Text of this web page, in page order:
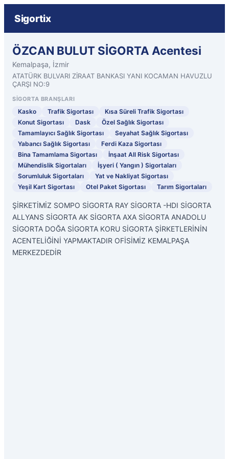
Sigortix
ÖZCAN BULUT SİGORTA Acentesi
Kemalpaşa, İzmir
ATATÜRK BULVARI ZİRAAT BANKASI YANI KOCAMAN HAVUZLU
ÇARŞI NO:9
SIGORTA BRANŞLARI
Kasko Trafik Sigortası
Kısa Süreli Trafik Sigortası
Konut Sigortası
Dask
Özel Sağlık Sigortası
Tamamlayıcı Sağlık Sigortası
Seyahat Sağlık Sigortası
Yabancı Sağlık Sigortası
Ferdi Kaza Sigortası
Bina Tamamlama Sigortası
İnşaat All Risk Sigortası
Mühendislik Sigortaları
İşyeri ( Yangın ) Sigortaları
Sorumluluk Sigortaları
Yat ve Nakliyat Sigortası
Yeşil Kart Sigortası
Otel Paket Sigortası Tarım Sigortaları
ŞİRKETİMİZ SOMPO SİGORTA RAY SİGORTA -HDI SİGORTA
ALLYANS SİGORTA AK SİGORTA AXA SİGORTA ANADOLU
SİGORTA DOĞA SİGORTA KORU SİGORTA ŞİRKETLERİNİN
ACENTELİĞİNİ YAPMAKTADIR OFİSİMİZ KEMALPAŞA
MERKEZDEDİR